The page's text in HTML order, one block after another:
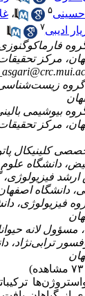
،
فارماکوگنوزی،
مرکز تحقیقات
زیست‌شناسی،
بیوشیمی
مرکز تحقیقات
کلینیکال
دانشگاه علوم
فیزیولوژی،
اصفهان
فیزیولوژی،
لانه
ترابی‌نژاد،